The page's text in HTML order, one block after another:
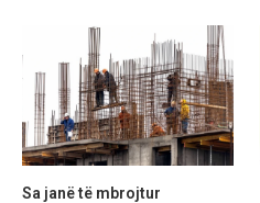
Sa janë të mbrojtur